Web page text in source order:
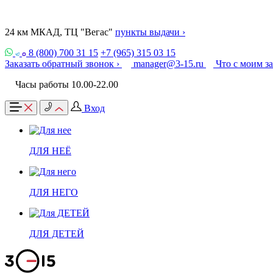
24 км МКАД, ТЦ "Вегас" пункты выдачи ›
8 (800) 700 31 15 +7 (965) 315 03 15
Заказать обратный звонок ›
manager@3-15.ru
Что с моим
Часы работы 10.00-22.00
Вход
ДЛЯ НЕЁ
ДЛЯ НЕГО
ДЛЯ ДЕТЕЙ